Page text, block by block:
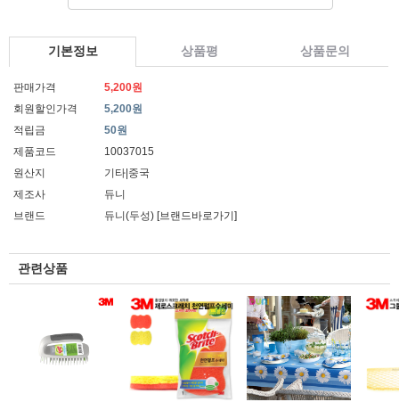
기본정보 상품평 상품문의
판매가격
5,200원
회원할인가격
5,200원
적립금
50원
제품코드
10037015
원산지
기타|중국
제조사
듀니
브랜드
듀니(두성) [브랜드바로가기]
관련상품